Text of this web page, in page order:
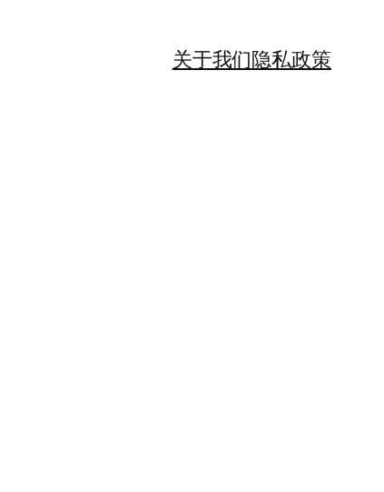
关于我们隐私政策